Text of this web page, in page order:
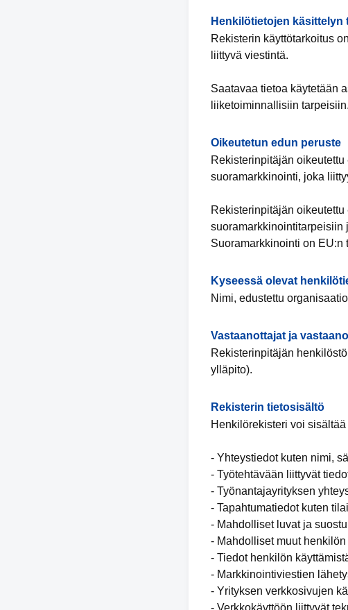
Henkilötietojen käsittelyn
Rekisterin käyttötarkoitus
liittyvä viestintä.
Saatavaa tietoa käytetään
liiketoiminnallisiin tarpeisiin.
Oikeutetun edun peruste
Rekisterinpitäjän
suoramarkkinointi, joka
Rekisterinpitäjän
suoramarkkinointitarpeisiin
Suoramarkkinointi on EU:n
Kyseessä olevat
Nimi, edustettu
Vastaanottajat ja
Rekisterinpitäjän
ylläpito).
Rekisterin tietosisältö
Henkilörekisteri voi
- Yhteystiedot kuten nimi,
- Työtehtävään liittyvät
- Työnantajayrityksen
- Tapahtumatiedot kuten
- Mahdolliset luvat ja
- Mahdolliset muut
- Tiedot henkilön
- Markkinointiviestien
- Yrityksen verkkosivujen
- Verkkokäyttöön liittyvät